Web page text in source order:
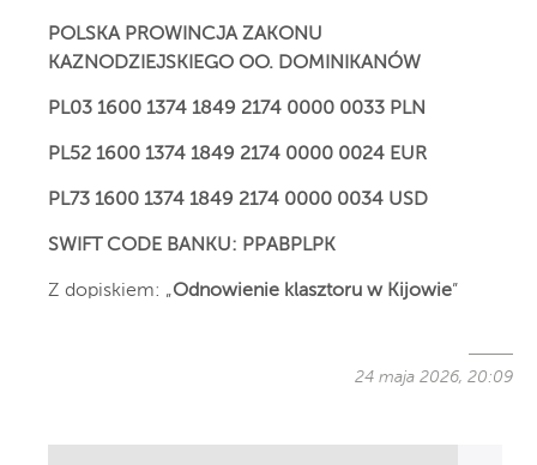
POLSKA PROWINCJA ZAKONU
KAZNODZIEJSKIEGO OO. DOMINIKANÓW
PL03 1600 1374 1849 2174 0000 0033 PLN
PL52 1600 1374 1849 2174 0000 0024 EUR
PL73 1600 1374 1849 2174 0000 0034 USD
SWIFT CODE BANKU: PPABPLPK
Z dopiskiem: „Odnowienie klasztoru w Kijowie”
24 maja 2026, 20:09